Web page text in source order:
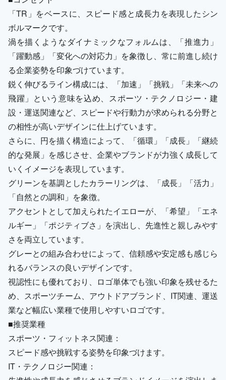
「TR」をベースに、スピード感と成長力を表現したシン
ボルマークです。
渦を描くようなダイナミックなフォルムは、「推進力」
「躍動感」「変化への対応力」を象徴し、常に前進し続け
る企業姿勢を印象づけています。
鋭く伸びるライン構成には、「加速」「挑戦」「未来への
飛躍」という意味を込め、スポーツ・テクノロジー・建
設・運送関連など、スピードや行動力が求められる分野と
の相性が高いデザインに仕上げています。
さらに、円を描く構造によって、「循環」「成長」「継続
的な発展」を感じさせ、企業やブランドが力強く成長して
いくイメージを表現しています。
グリーンを基調としたカラーリングは、「成長」「活力」
「自然との調和」を象徴。
アクセントとして加えられたイエローが、「希望」「エネ
ルギー」「ポジティブさ」を演出し、先進性と親しみやす
さを両立しています。
グレーとの組み合わせによって、信頼感や安定感も感じら
れるバランスの良いデザインです。
視認性にも優れており、ロゴ単体でも強い印象を残せるた
め、スポーツチーム、アウトドアブランド、IT関連、運送
業など幅広い業種で使用しやすいロゴです。
■推奨業種
スポーツ・フィットネス関連：
スピード感や挑戦する姿勢を印象づけます。
IT・テクノロジー関連：